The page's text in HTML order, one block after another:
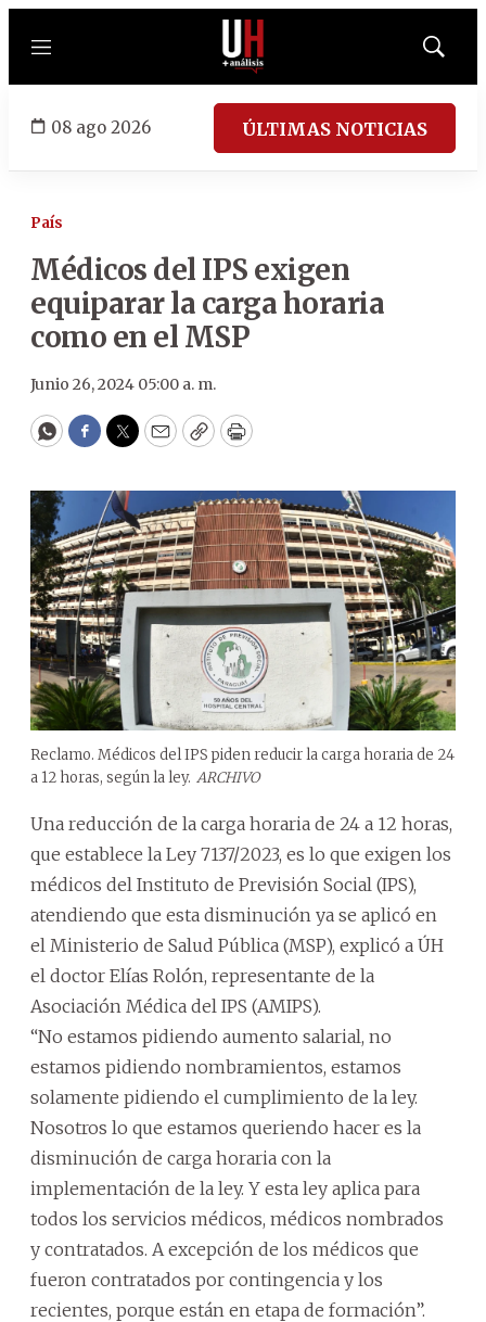
Menú
Mostrar
08 ago 2026 ÚLTIMAS NOTICIAS
País
Médicos del IPS exigen
equiparar la carga horaria
como en el MSP
Junio 26, 2024 05:00 a. m.
WhatsApp
Facebook
Twitter
EmailCopyPrint
Reclamo. Médicos del IPS piden reducir la carga horaria de 24
a 12 horas, según la ley. ARCHIVO
Una reducción de la carga horaria de 24 a 12 horas,
que establece la Ley 7137/2023, es lo que exigen los
médicos del Instituto de Previsión Social (IPS),
atendiendo que esta disminución ya se aplicó en
el Ministerio de Salud Pública (MSP), explicó a ÚH
el doctor Elías Rolón, representante de la
Asociación Médica del IPS (AMIPS).
“No estamos pidiendo aumento salarial, no
estamos pidiendo nombramientos, estamos
solamente pidiendo el cumplimiento de la ley.
Nosotros lo que estamos queriendo hacer es la
disminución de carga horaria con la
implementación de la ley. Y esta ley aplica para
todos los servicios médicos, médicos nombrados
y contratados. A excepción de los médicos que
fueron contratados por contingencia y los
recientes, porque están en etapa de formación”.